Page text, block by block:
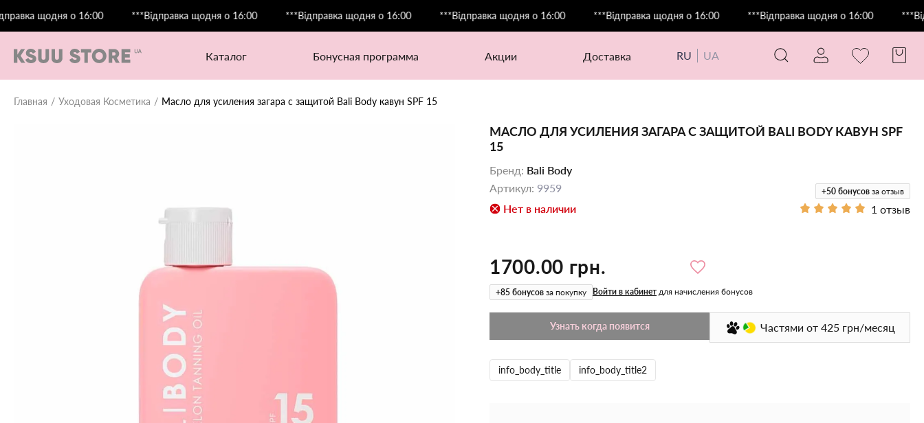
о 16:00 ***Відправка щодня о 16:00 ***Відправка щодня о 16:00 ***Відправка щодня о 16:00 ***Відправка щодня о 16:00 ***Відправка щодня о 16:00
каталог бонусная программа акции доставка RU UA
Главная Уходовая Косметика Масло для усиления загара с защитой Bali Body кавун SPF 15
МАСЛО ДЛЯ УСИЛЕНИЯ ЗАГАРА С ЗАЩИТОЙ BALI BODY КАВУН SPF
15
Бренд: Bali Body
Артикул: 9959
Нет в наличии
+50 бонусов за отзыв
1 отзыв
1700.00 грн.
+85 бонусов за покупку Войти в кабинет для начисления бонусов
Узнать когда появится Частями от 425 грн/месяц
info_body_title info_body_title2